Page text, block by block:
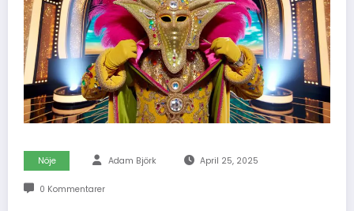
Nöje Adam Björk April 25, 2025
0 Kommentarer